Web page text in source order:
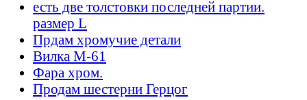
есть две толстовки последней партии.
размер L
Прдам хромучие детали
Вилка М-61
Фара хром.
Продам шестерни Герцог